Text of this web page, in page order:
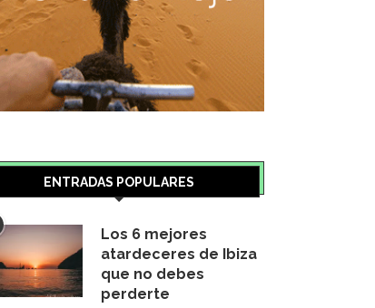
ENTRADAS POPULARES
Los 6 mejores
atardeceres de Ibiza
que no debes
perderte